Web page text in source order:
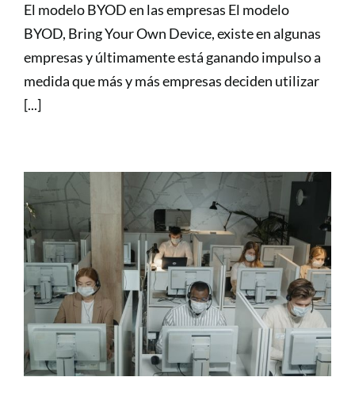
El modelo BYOD en las empresas El modelo
BYOD, Bring Your Own Device, existe en algunas
empresas y últimamente está ganando impulso a
medida que más y más empresas deciden utilizar
[...]